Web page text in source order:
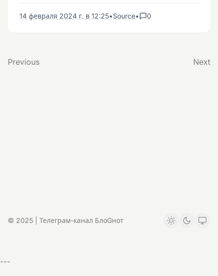
14 февраля 2024 г. в 12:25•Source• 0
Previous Next
© 2025 | Телеграм-канал БлоGнот
---